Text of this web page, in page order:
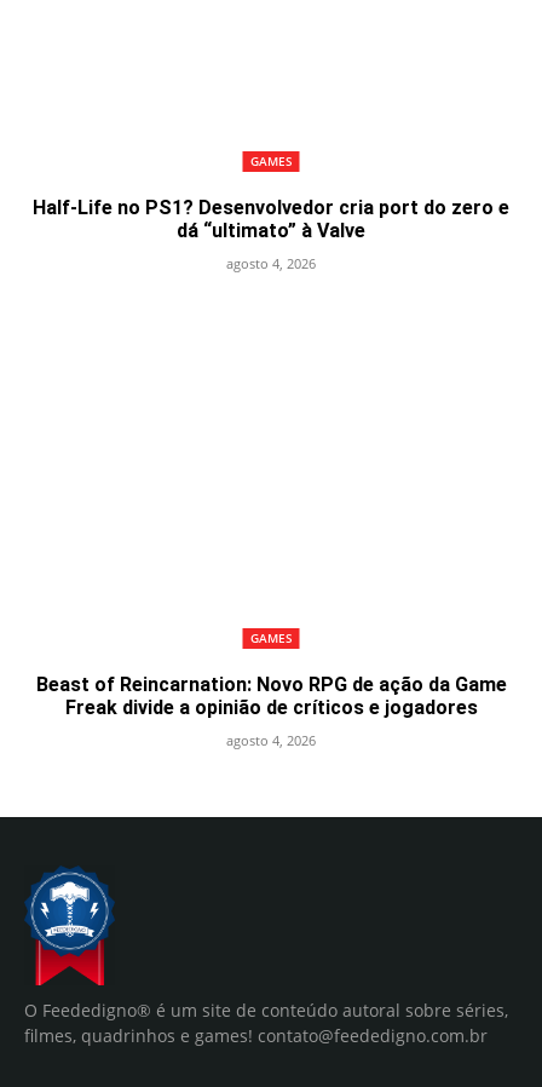
GAMES
Half-Life no PS1? Desenvolvedor cria port do zero e
dá “ultimato” à Valve
agosto 4, 2026
GAMES
Beast of Reincarnation: Novo RPG de ação da Game
Freak divide a opinião de críticos e jogadores
agosto 4, 2026
O Feededigno® é um site de conteúdo autoral sobre séries,
filmes, quadrinhos e games! contato@feededigno.com.br